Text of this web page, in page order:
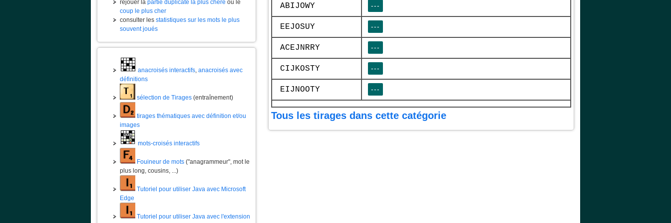
rejouer la partie duplicate la plus chère ou le
coup le plus cher
consulter les statistiques sur les mots le plus
souvent joués
anacroisés interactifs, anacroisés avec
définitions
sélection de Tirages (entraînement)
tirages thématiques avec définition et/ou
images
mots-croisés interactifs
Fouineur de mots ("anagrammeur", mot le
plus long, cousins, ...)
Tutoriel pour utiliser Java avec Microsoft
Edge
Tutoriel pour utiliser Java avec l'extension
ABIJOWY ---
EEJOSUY ---
ACEJNRRY ---
CIJKOSTY ---
EIJNOOTY ---
Tous les tirages dans cette catégorie